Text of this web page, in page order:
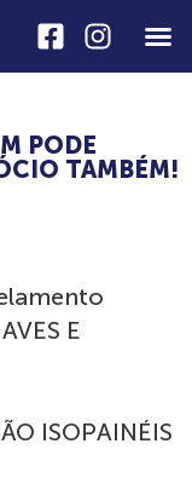
PODE
TAMBÉM!
E
ISOPAINÉIS